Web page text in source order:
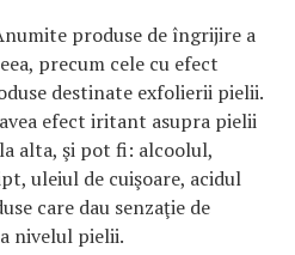
produse de îngrijire a
precum cele cu efect
destinate exfolierii pielii.
efect iritant asupra pielii
alta, şi pot fi: alcoolul,
uleiul de cuişoare, acidul
care dau senzaţie de
nivelul pielii.